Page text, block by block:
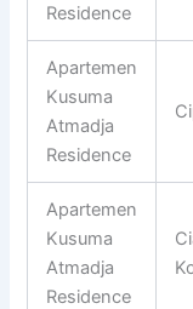
Residence
Apartemen
Kusuma
Atmadja
Residence
Apartemen
Kusuma
Atmadja
Residence